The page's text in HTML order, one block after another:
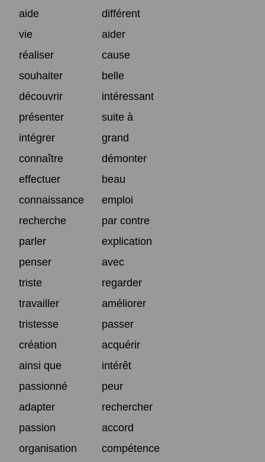
aide
différent
vie
aider
réaliser
cause
souhaiter
belle
découvrir
intéressant
présenter
suite à
intégrer
grand
connaître
démonter
effectuer
beau
connaissance
emploi
recherche
par contre
parler
explication
penser
avec
triste
regarder
travailler
améliorer
tristesse
passer
création
acquérir
ainsi que
intérêt
passionné
peur
adapter
rechercher
passion
accord
organisation
compétence